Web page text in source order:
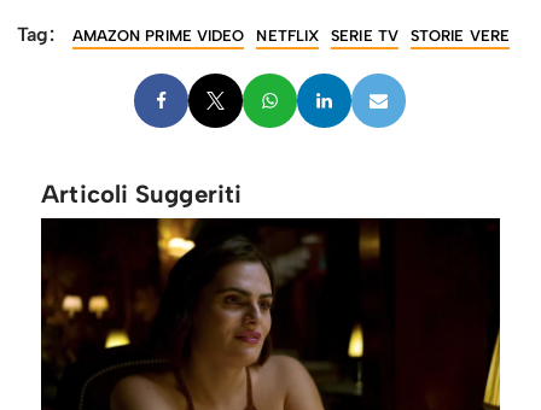
Tag: AMAZON PRIME VIDEO NETFLIX SERIE TV STORIE VERE
Articoli Suggeriti